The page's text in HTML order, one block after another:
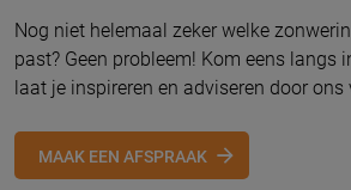
Nog niet helemaal zeker welke
past? Geen probleem! Kom eens langs
laat je inspireren en adviseren door
MAAK EEN AFSPRAAK